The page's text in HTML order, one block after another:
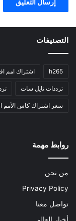
التصنيفات
h265 اشتراك امم
ترددات نايل سات
سعر اشتراك كاس الأمم
روابط مهمة
من نحن
Privacy Policy
تواصل معنا